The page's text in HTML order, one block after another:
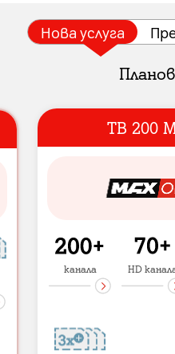
Нова услуга
ТВ 200
канала HD